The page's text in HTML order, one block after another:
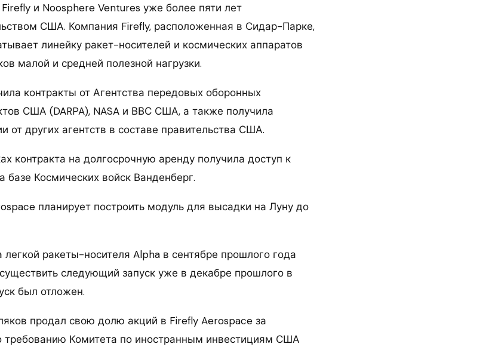
и Noosphere Ventures уже более пяти лет
США. Компания Firefly, расположенная в Сидар-Парке,
линейку ракет-носителей и космических аппаратов
малой и средней полезной нагрузки.
контракты от Агентства передовых оборонных
США (DARPA), NASA и ВВС США, а также получила
от других агентств в составе правительства США.
контракта на долгосрочную аренду получила доступ к
базе Космических войск Ванденберг.
планирует построить модуль для высадки на Луну до
легкой ракеты-носителя Alpha в сентябре прошлого года
следующий запуск уже в декабре прошлого в
был отложен.
продал свою долю акций в Firefly Aerospace за
требованию Комитета по иностранным инвестициям США